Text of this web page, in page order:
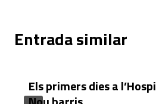
Entrada similar
Els primers dies a